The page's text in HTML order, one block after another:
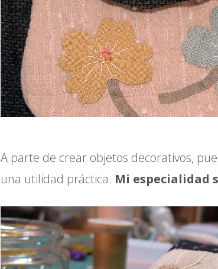
A parte de crear objetos decorativos,
una utilidad práctica. Mi especialidad